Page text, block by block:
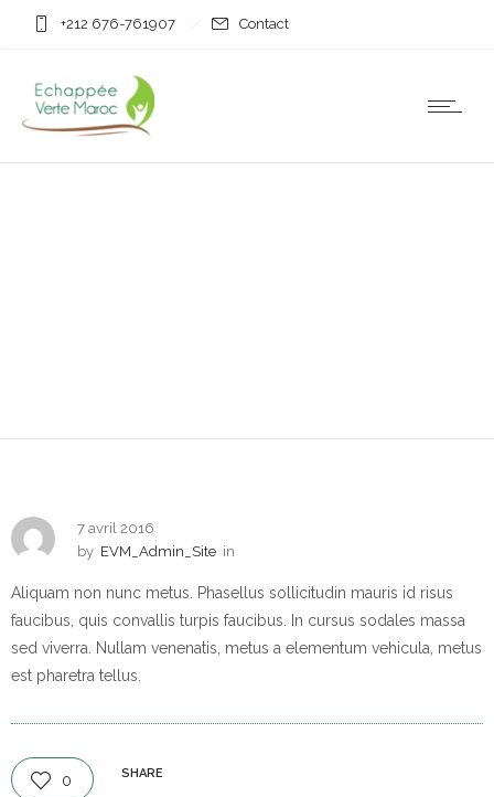
+212 676-761907 Contact
7 avril 2016
by EVM_Admin_Site in
Aliquam non nunc metus. Phasellus sollicitudin mauris id risus
faucibus, quis convallis turpis faucibus. In cursus sodales massa
sed viverra. Nullam venenatis, metus a elementum vehicula, metus
est pharetra tellus.
0 SHARE